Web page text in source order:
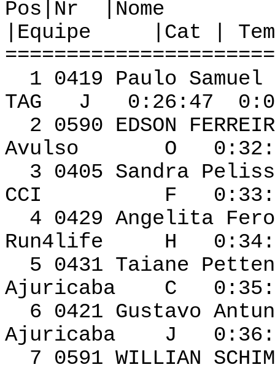
Pos|Nr
|Equipe |Cat |
1 0419 Paulo Samuel
TAG J 0:26:47
2 0590
Avulso O
3 0405 Sandra
CCI F 0:33:19
4 0429
Run4life H
5 0431 Taiane
Ajuricaba C
6 0421 Gustavo
Ajuricaba J
7 0591